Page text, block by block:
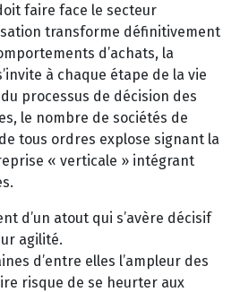
faire face le secteur
transforme définitivement
d’achats, la
à chaque étape de la vie
processus de décision des
le nombre de sociétés de
tous ordres explose signant la
« verticale » intégrant
d’un atout qui s’avère décisif
agilité.
d’entre elles l’ampleur des
risque de se heurter aux